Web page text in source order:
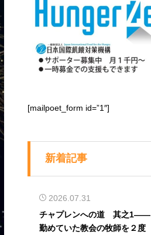
[mailpoet_form id=”1″]
新着記事
2026.07.31
チャプレンへの道 其之1――
勤めていた教会の牧師を２度